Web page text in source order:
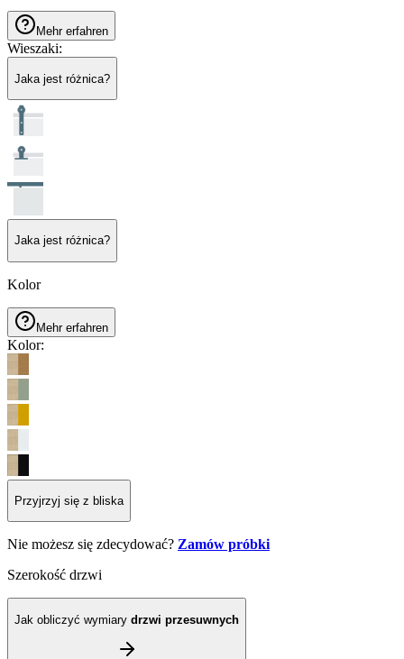
Mehr erfahren
Wieszaki:
Jaka jest różnica?
Jaka jest różnica?
Kolor
Mehr erfahren
Kolor:
Przyjrzyj się z bliska
Nie możesz się zdecydować? Zamów próbki
Szerokość drzwi
Jak obliczyć wymiary drzwi przesuwnych